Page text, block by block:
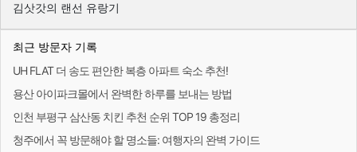
김삿갓의 랜선 유랑기
최근 방문자 기록
UH FLAT 더 송도 편안한 복층 아파트 숙소 추천!
용산 아이파크몰에서 완벽한 하루를 보내는 방법
인천 부평구 삼산동 치킨 추천 순위 TOP 19 총정리
청주에서 꼭 방문해야 할 명소들: 여행자의 완벽 가이드